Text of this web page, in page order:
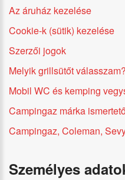
Az áruház kezelése
Cookie-k (sütik) kezelése
Szerzői jogok
Melyik grillsütőt válasszam?
Mobil WC és kemping
Campingaz márka
Campingaz, Coleman,
Személyes